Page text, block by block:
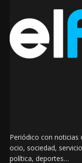
Periódico con noticias
ocio, sociedad,
política, deportes…